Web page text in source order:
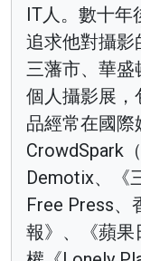
IT人。數十年
追求他對攝影
三藩市、華
個人攝影展，
品經常在國際
CrowdSpark
Demotix、《
Free Press、
報》、《蘋果